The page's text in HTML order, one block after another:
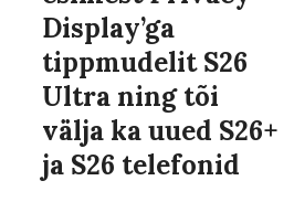
Display’ga
tippmudelit S26
Ultra ning tõi
välja ka uued S26+
ja S26 telefonid